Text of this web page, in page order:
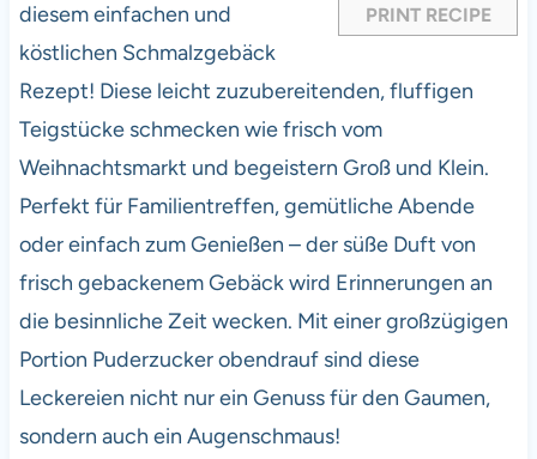
PRINT RECIPE
s
s
s
s
diesem einfachen und
köstlichen Schmalzgebäck
Rezept! Diese leicht zuzubereitenden, fluffigen
Teigstücke schmecken wie frisch vom
Weihnachtsmarkt und begeistern Groß und Klein.
Perfekt für Familientreffen, gemütliche Abende
oder einfach zum Genießen – der süße Duft von
frisch gebackenem Gebäck wird Erinnerungen an
die besinnliche Zeit wecken. Mit einer großzügigen
Portion Puderzucker obendrauf sind diese
Leckereien nicht nur ein Genuss für den Gaumen,
sondern auch ein Augenschmaus!